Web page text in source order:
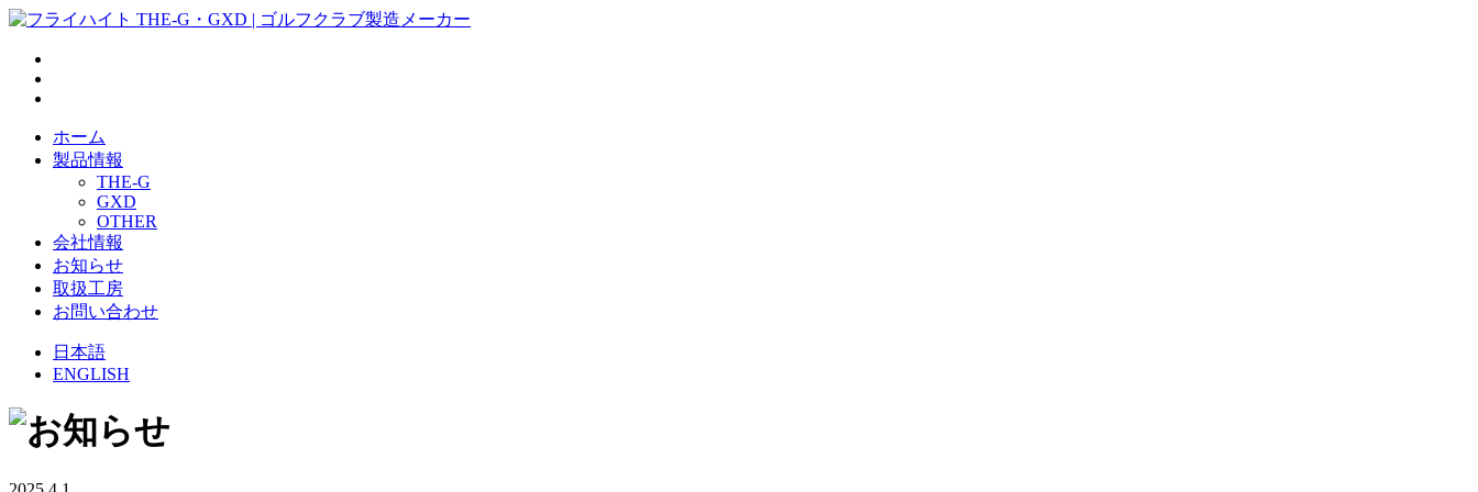
ホーム
製品情報
THE-G
GXD
OTHER
会社情報
お知らせ
取扱工房
お問い合わせ
日本語
ENGLISH